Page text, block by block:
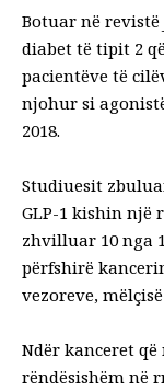
Botuar në revistë
diabet të tipit 2
pacientëve të
njohur si
2018.
Studiuesit
GLP-1 kishin një
zhvilluar 10 nga
përfshirë
vezoreve,
Ndër kanceret
rëndësishëm në